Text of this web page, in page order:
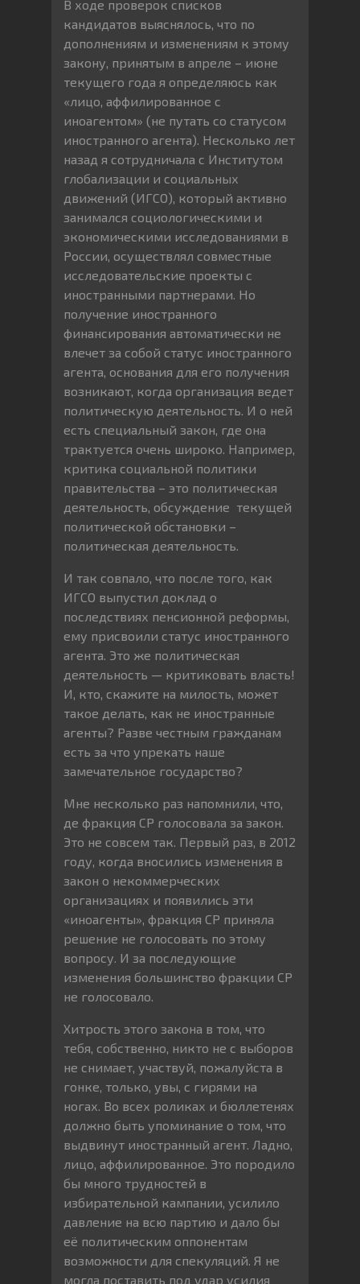
В ходе проверок списков
кандидатов выяснялось, что по
дополнениям и изменениям к этому
закону, принятым в апреле – июне
текущего года я определяюсь как
«лицо, аффилированное с
иноагентом» (не путать со статусом
иностранного агента). Несколько лет
назад я сотрудничала с Институтом
глобализации и социальных
движений (ИГСО), который активно
занимался социологическими и
экономическими исследованиями в
России, осуществлял совместные
исследовательские проекты с
иностранными партнерами. Но
получение иностранного
финансирования автоматически не
влечет за собой статус иностранного
агента, основания для его получения
возникают, когда организация ведет
политическую деятельность. И о ней
есть специальный закон, где она
трактуется очень широко. Например,
критика социальной политики
правительства – это политическая
деятельность, обсуждение текущей
политической обстановки –
политическая деятельность.
И так совпало, что после того, как
ИГСО выпустил доклад о
последствиях пенсионной реформы,
ему присвоили статус иностранного
агента. Это же политическая
деятельность — критиковать власть!
И, кто, скажите на милость, может
такое делать, как не иностранные
агенты? Разве честным гражданам
есть за что упрекать наше
замечательное государство?
Мне несколько раз напомнили, что,
де фракция СР голосовала за закон.
Это не совсем так. Первый раз, в 2012
году, когда вносились изменения в
закон о некоммерческих
организациях и появились эти
«иноагенты», фракция СР приняла
решение не голосовать по этому
вопросу. И за последующие
изменения большинство фракции СР
не голосовало.
Хитрость этого закона в том, что
тебя, собственно, никто не с выборов
не снимает, участвуй, пожалуйста в
гонке, только, увы, с гирями на
ногах. Во всех роликах и бюллетенях
должно быть упоминание о том, что
выдвинут иностранный агент. Ладно,
лицо, аффилированное. Это породило
бы много трудностей в
избирательной кампании, усилило
давление на всю партию и дало бы
её политическим оппонентам
возможности для спекуляций. Я не
могла поставить под удар усилия